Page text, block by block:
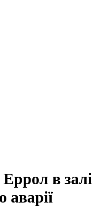
в залі
аварії